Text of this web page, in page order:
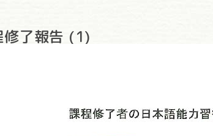
了報告 (1)